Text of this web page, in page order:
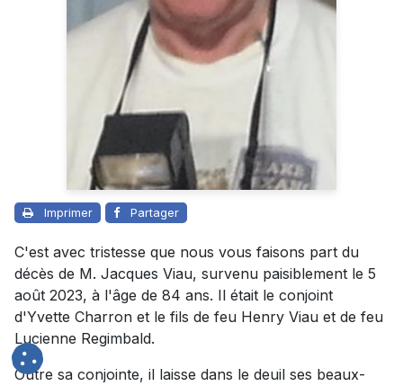
Imprimer Partager
C'est avec tristesse que nous vous faisons part du
décès de M. Jacques Viau, survenu paisiblement le 5
août 2023, à l'âge de 84 ans. Il était le conjoint
d'Yvette Charron et le fils de feu Henry Viau et de feu
Lucienne Regimbald.
Outre sa conjointe, il laisse dans le deuil ses beaux-